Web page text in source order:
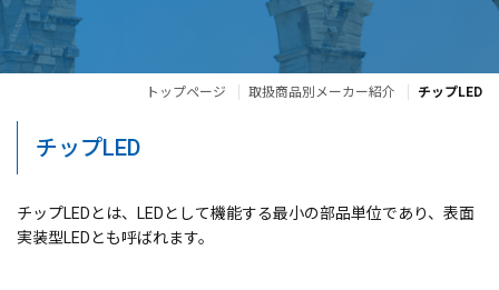
トップページ 取扱商品別メーカー紹介 チップLED
チップLED
チップLEDとは、LEDとして機能する最小の部品単位であり、表面
実装型LEDとも呼ばれます。